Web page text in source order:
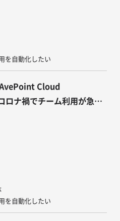
を自動化したい
Cloud
ナ禍でチーム利用が急拡
軽減とガバナンス強化を
を自動化したい